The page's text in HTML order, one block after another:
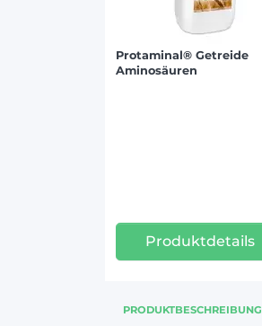
Protaminal® Getreide
Aminosäuren
Produktdetails
PRODUKTBESCHREIBUNG